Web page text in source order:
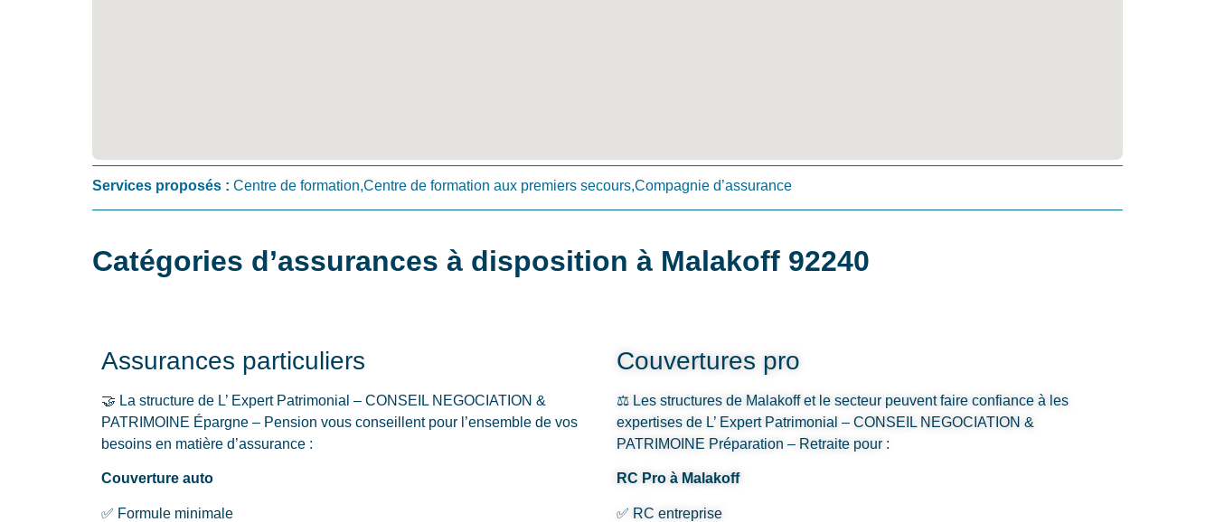
Services proposés : Centre de formation,Centre de formation aux premiers secours,Compagnie d’assurance
Catégories d’assurances à disposition à Malakoff 92240
Assurances particuliers
🤝 La structure de L’ Expert Patrimonial – CONSEIL NEGOCIATION &
PATRIMOINE Épargne – Pension vous conseillent pour l’ensemble de vos
besoins en matière d’assurance :
Couverture auto
✅ Formule minimale
Couvertures pro
⚖️ Les structures de Malakoff et le secteur peuvent faire confiance à les
expertises de L’ Expert Patrimonial – CONSEIL NEGOCIATION &
PATRIMOINE Préparation – Retraite pour :
RC Pro à Malakoff
✅ RC entreprise